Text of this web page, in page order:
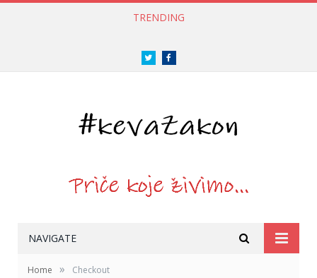
TRENDING
Twitter
NAVIGATE
Home » Checkout